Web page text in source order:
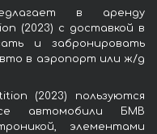
в аренду
(2023) с доставкой в
и забронировать
в аэропорт или ж/д
(2023) пользуются
автомобили БМВ
элементами